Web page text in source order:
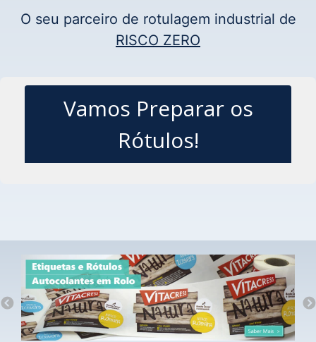
O seu parceiro de rotulagem industrial de
RISCO ZERO
Vamos Preparar os
Rótulos!